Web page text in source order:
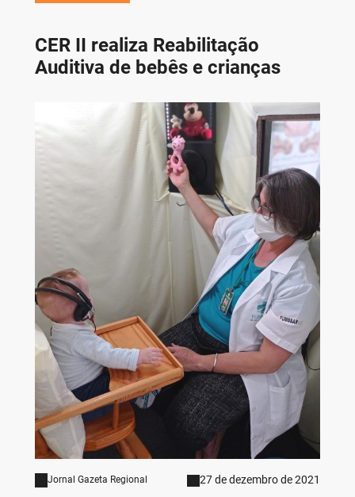
CER II realiza Reabilitação
Auditiva de bebês e crianças
Jornal Gazeta Regional 27 de dezembro de 2021